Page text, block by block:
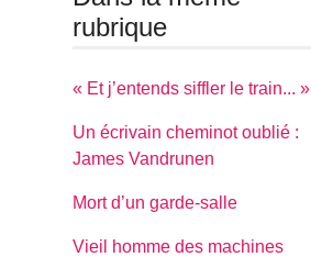
rubrique
« Et j’entends siffler le train... »
Un écrivain cheminot oublié :
James Vandrunen
Mort d’un garde-salle
Vieil homme des machines